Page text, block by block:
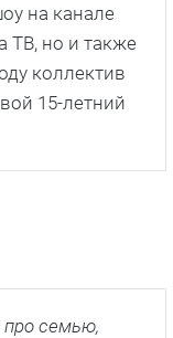
на канале
ТВ, но и также
коллектив
15-летний
про семью,